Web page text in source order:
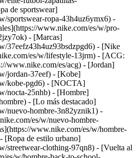
de sportswear]
sportswear-ropa-43h4uz6ymx6) -
www.nike.com/es/w/pro-
- [Marcas]
37eefz43h4uz93bsdzpgd6) - [Nike
es/w/lifestyle-13jrm) - [ACG:
www.nike.com/es/acg) - [Jordan]
jordan-37eef) - [Kobe]
kobe-pgd6) - [NOCTA]
nocta-25nhb) - [Hombre]
- [Lo más destacado]
nuevo-hombre-3n82yznik1) -
es/w/nuevo-hombre-
www.nike.com/es/w/hombre-
[Ropa de estilo urbano]
streetwear-clothing-97qn8) - [Vuelta al